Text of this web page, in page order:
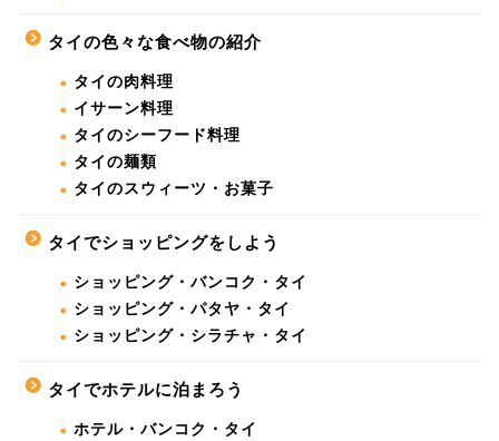
タイの色々な食べ物の紹介
タイの肉料理
イサーン料理
タイのシーフード料理
タイの麺類
タイのスウィーツ・お菓子
タイでショッピングをしよう
ショッピング・バンコク・タイ
ショッピング・パタヤ・タイ
ショッピング・シラチャ・タイ
タイでホテルに泊まろう
ホテル・バンコク・タイ